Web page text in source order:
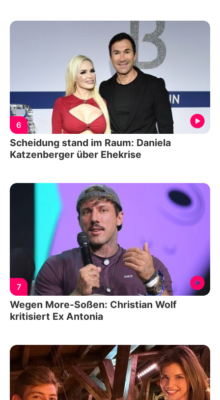
6
Scheidung stand im Raum: Daniela
Katzenberger über Ehekrise
7
Wegen More-Soßen: Christian Wolf
kritisiert Ex Antonia